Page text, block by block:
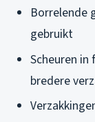
Borrelende
gebruikt
Scheuren
bredere